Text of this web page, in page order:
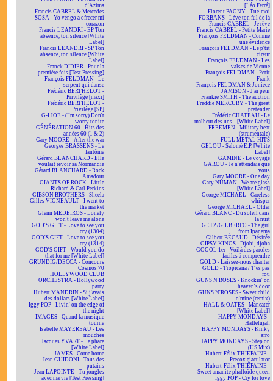
d'Azima
Francis CABREL & Mercedes
SOSA - Yo vengo a ofrecer mi
corazon
Francis LEANDRI - EP Ton
absence, ton silence [White
Label]
Francis LEANDRI - SP Ton
absence, ton silence [White
Label]
Franck DIDIER - Pour la
première fois [Test Pressing]
François FELDMAN - Le
serpent qui danse
Frédéric BERTHELOT -
Privilège [maxi]
Frédéric BERTHELOT -
Privilège [SP]
G-I JOE - (I'm sorry) Don't
worry tonite
GÉNÉRATION 60 - Hits des
années 60 (1 & 2)
Gary MOORE - After the war
Georges BRASSENS - Le
fantôme
Gérard BLANCHARD - Elle
voulait revoir sa Normandie
Gérard BLANCHARD - Rock
Amadour
GIANTS OF ROCK - Little
Richard & Carl Perkins
GIBSON BROTHERS - Sheela
Gilles VIGNEAULT - I went to
the market
Glenn MEDEIROS - Lonely
won't leave me alone
GOD'S GIFT - Love to see you
cry (1304)
GOD'S GIFT - Love to see you
cry (1314)
GOD'S GIFT - Would you do
that for me [White Label]
GRUNDIG/DECCA - Concours
Cosmos 70
HOLLYWOOD CLUB
ORCHESTRA - Hollywood
party
Hubert MANDRIN - Si j'avais
des dollars [White Label]
Iggy POP - Livin' on the edge of
the night
IMAGES - Quand la musique
tourne
Isabelle MAYEREAU - Les
mouches
Jacques YVART - Le phare
[White Label]
JAMES - Come home
Jean GUIDONI - Tous des
putains
Jean LAPOINTE - Tu jongles
avec ma vie [Test Pressing]
[Léo Ferré]
Florent PAGNY - Tue-moi
FORBANS - Lève ton ful de là
Francis CABREL - Je rêve
Francis CABREL - Petite Marie
François FELDMAN - Comme
une évidence
François FELDMAN - Le p'tit
cireur
François FELDMAN - Les
valses de Vienne
François FELDMAN - Petit
Frank
François FELDMAN & Joniece
JAMISON - J'ai peur
Frankie SMITH - The auction
Freddie MERCURY - The great
pretender
Frédéric CHATEAU - Le
malheur des uns... [White Label]
FREEMEN - Military beat
(strumentale)
FULL METAL HITS
GÉLOU - Salomé E.P. [White
Label]
GAMINE - Le voyage
GAROU - Je n'attendais que
vous
Gary MOORE - One day
Gary NUMAN - We are glass
[White Label]
George MICHAEL - Careless
whisper
George MICHAEL - Older
Gérard BLANC - Du soleil dans
la nuit
GETZ/GILBERTO - The girl
from Ipanema
Gilbert BÉCAUD - Désirée
GIPSY KINGS - Djobi, djoba
GOGOL 1er - Voilà des paroles
faciles à comprendre
GOLD - Laissez-nous chanter
GOLD - Tropicana / T'es pas
fou
GUNS N'ROSES - Knockin' on
heaven's door
GUNS N'ROSES - Sweet child
o'mine (remix)
HALL & OATES - Maneater
[White Label]
HAPPY MONDAYS -
Hallelujah
HAPPY MONDAYS - Kinky
afro
HAPPY MONDAYS - Step on
(US Mix)
Hubert-Félix THIÉFAINE -
Precox ejaculator
Hubert-Félix THIÉFAINE -
Sweet amanite phalloïde queen
Iggy POP - Cry for love